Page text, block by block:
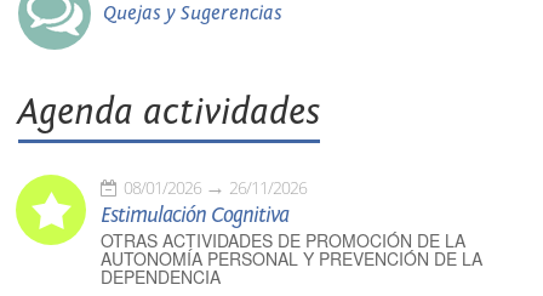
Quejas y Sugerencias
Agenda actividades
08/01/2026 26/11/2026
Estimulación Cognitiva
OTRAS ACTIVIDADES DE PROMOCIÓN DE LA
AUTONOMÍA PERSONAL Y PREVENCIÓN DE LA
DEPENDENCIA